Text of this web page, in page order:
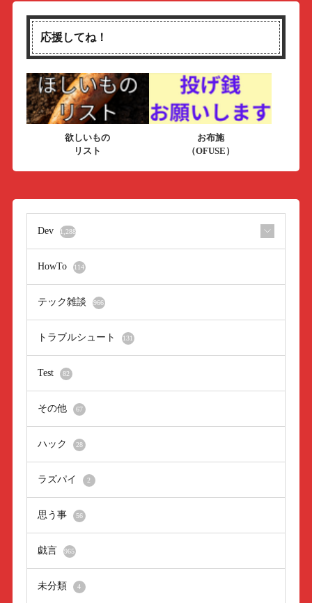
応援してね！
欲しいもの
リスト
お布施
（OFUSE）
Dev 1,288
HowTo 114
テック雑談 966
トラブルシュート 131
Test 82
その他 67
ハック 28
ラズパイ 2
思う事 56
戯言 965
未分類 4